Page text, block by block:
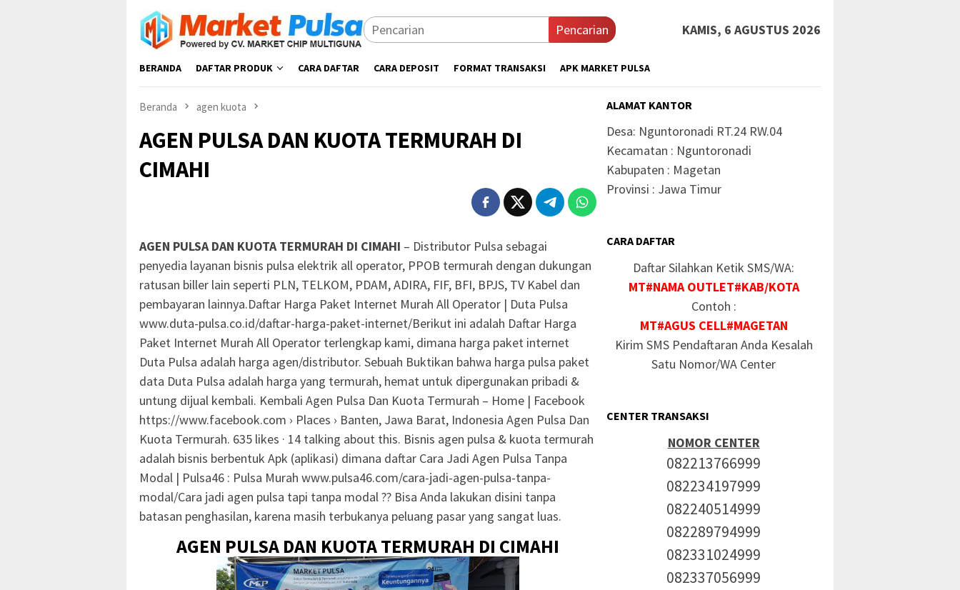
Loncat
konten
Pencarian KAMIS, 6 AGUSTUS 2026
BERANDA DAFTAR PRODUK CARA DAFTAR CARA DEPOSIT FORMAT TRANSAKSI APK MARKET PULSA
Beranda agen kuota
AGEN PULSA DAN KUOTA TERMURAH DI
CIMAHI
AGEN PULSA DAN KUOTA TERMURAH DI CIMAHI – Distributor Pulsa sebagai
penyedia layanan bisnis pulsa elektrik all operator, PPOB termurah dengan dukungan
ratusan biller lain seperti PLN, TELKOM, PDAM, ADIRA, FIF, BFI, BPJS, TV Kabel dan
pembayaran lainnya.Daftar Harga Paket Internet Murah All Operator | Duta Pulsa
www.duta-pulsa.co.id/daftar-harga-paket-internet/Berikut ini adalah Daftar Harga
Paket Internet Murah All Operator terlengkap kami, dimana harga paket internet
Duta Pulsa adalah harga agen/distributor. Sebuah Buktikan bahwa harga pulsa paket
data Duta Pulsa adalah harga yang termurah, hemat untuk dipergunakan pribadi &
untung dijual kembali. Kembali Agen Pulsa Dan Kuota Termurah – Home | Facebook
https://www.facebook.com › Places › Banten, Jawa Barat, Indonesia Agen Pulsa Dan
Kuota Termurah. 635 likes · 14 talking about this. Bisnis agen pulsa & kuota termurah
adalah bisnis berbentuk Apk (aplikasi) dimana daftar Cara Jadi Agen Pulsa Tanpa
Modal | Pulsa46 : Pulsa Murah www.pulsa46.com/cara-jadi-agen-pulsa-tanpa-
modal/Cara jadi agen pulsa tapi tanpa modal ?? Bisa Anda lakukan disini tanpa
batasan penghasilan, karena masih terbukanya peluang pasar yang sangat luas.
AGEN PULSA DAN KUOTA TERMURAH DI CIMAHI
ALAMAT KANTOR
Desa: Nguntoronadi RT.24 RW.04
Kecamatan : Nguntoronadi
Kabupaten : Magetan
Provinsi : Jawa Timur
CARA DAFTAR
Daftar Silahkan Ketik SMS/WA:
MT#NAMA OUTLET#KAB/KOTA
Contoh :
MT#AGUS CELL#MAGETAN
Kirim SMS Pendaftaran Anda Kesalah
Satu Nomor/WA Center
CENTER TRANSAKSI
NOMOR CENTER
082213766999
082234197999
082240514999
082289794999
082331024999
082337056999